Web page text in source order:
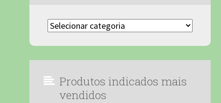
Categorias
Produtos indicados mais
vendidos